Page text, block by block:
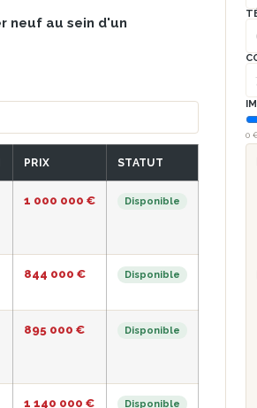
neuf au sein d'un
PRIX STATUT
1 000 000 € Disponible
844 000 € Disponible
895 000 € Disponible
1 140 000 € Disponible
0